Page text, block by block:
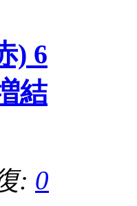
) 6
結
: 0